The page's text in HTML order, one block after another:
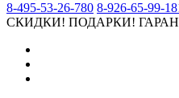
8-495-53-26-780 8-926-65-99-
СКИДКИ! ПОДАРКИ!